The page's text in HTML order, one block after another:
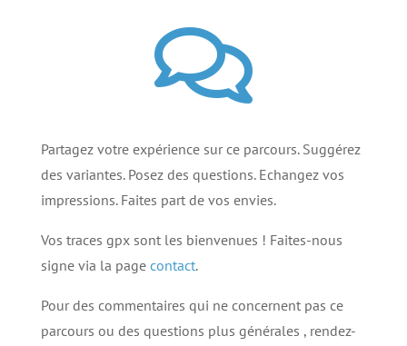

Partagez votre expérience sur ce parcours. Suggérez
des variantes. Posez des questions. Echangez vos
impressions. Faites part de vos envies.
Vos traces gpx sont les bienvenues ! Faites-nous
signe via la page contact.
Pour des commentaires qui ne concernent pas ce
parcours ou des questions plus générales , rendez-